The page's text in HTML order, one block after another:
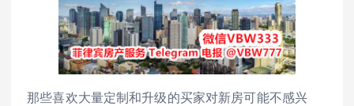
那些喜欢大量定制和升级的买家对新房可能不感兴